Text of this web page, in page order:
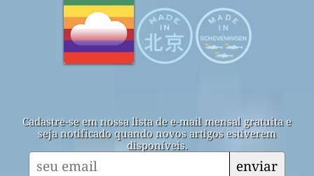
Cadastre-se em nossa lista de e-mail mensal gratuita e
seja notificado quando novos artigos estiverem
disponíveis.
enviar